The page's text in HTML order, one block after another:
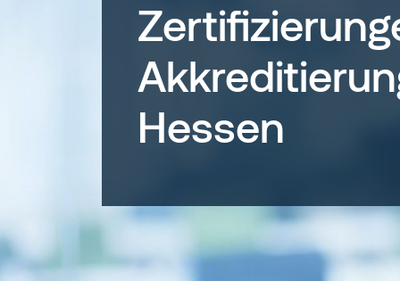
Hessen